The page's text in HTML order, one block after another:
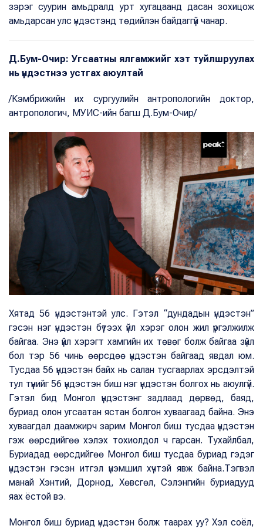
зэрэг суурин амьдралд урт хугацаанд дасан зохицож
амьдарсан улс үндэстэнд төдийлэн байдаггүй чанар.
Д.Бум-Очир: Угсаатны ялгамжийг хэт туйлшруулах
нь үндэстнээ устгах аюултай
/Кэмбрижийн их сургуулийн антропологийн доктор,
антропологич, МУИС-ийн багш Д.Бум-Очир/
Хятад 56 үндэстэнтэй улс. Гэтэл “дундадын үндэстэн”
гэсэн нэг үндэстэн бүтээх үйл хэрэг олон жил үргэлжилж
байгаа. Энэ үйл хэрэгт хамгийн их төвөг болж байгаа зүйл
бол тэр 56 чинь өөрсдөө үндэстэн байгаад явдал юм.
Тусдаа 56 үндэстэн байх нь салан тусгаарлах эрсдэлтэй
тул түүнийг 56 үндэстэн биш нэг үндэстэн болгох нь аюулгүй.
Гэтэл бид Монгол үндэстэнг задлаад дөрвөд, баяд,
буриад олон угсаатан ястан болгон хуваагаад байна. Энэ
хуваагдал даамжирч зарим Монгол биш тусдаа үндэстэн
гэж өөрсдийгөө хэлэх тохиолдол ч гарсан. Тухайлбал,
Буриадад өөрсдийгөө Монгол биш тусдаа буриад гэдэг
үндэстэн гэсэн итгэл үнэмшил хүчтэй явж байна.Тэгвэл
манай Хэнтий, Дорнод, Хөвсгөл, Сэлэнгийн буриадууд
яах ёстой вэ.
Монгол биш буриад үндэстэн болж таарах уу? Хэл соёл,